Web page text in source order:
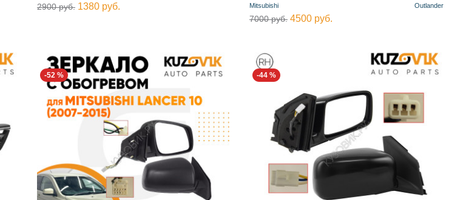
2900 руб. 1380 руб. Mitsubishi Outlander
7000 руб. 4500 руб.
-52 % -44 %